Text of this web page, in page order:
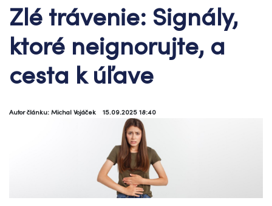
Zlé trávenie: Signály,
ktoré neignorujte, a
cesta k úľave
Autor článku: Michal Vojáček 15.09.2025 18:40